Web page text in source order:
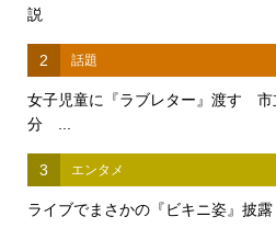
説
2 話題
女子児童に『ラブレター』渡す 市
分 ...
3 エンタメ
ライブでまさかの『ビキニ姿』披